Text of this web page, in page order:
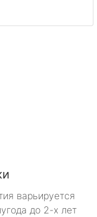
варьируется
до 2-х лет